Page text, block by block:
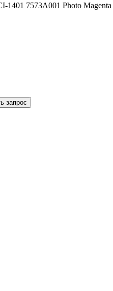
1401 7573A001 Photo Magenta
запрос